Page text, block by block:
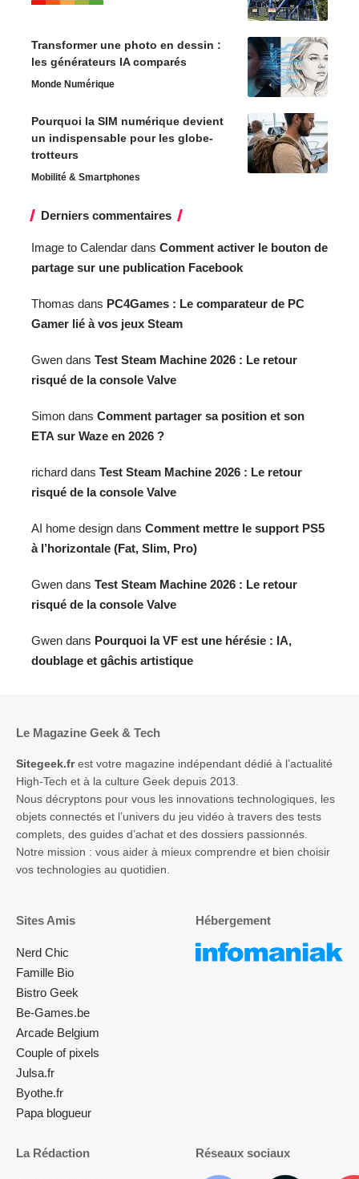
Transformer une photo en dessin :
les générateurs IA comparés
Monde Numérique
Pourquoi la SIM numérique devient
un indispensable pour les globe-
trotteurs
Mobilité & Smartphones
Derniers commentaires
Image to Calendar dans Comment activer le bouton de
partage sur une publication Facebook
Thomas dans PC4Games : Le comparateur de PC
Gamer lié à vos jeux Steam
Gwen dans Test Steam Machine 2026 : Le retour
risqué de la console Valve
Simon dans Comment partager sa position et son
ETA sur Waze en 2026 ?
richard dans Test Steam Machine 2026 : Le retour
risqué de la console Valve
AI home design dans Comment mettre le support PS5
à l’horizontale (Fat, Slim, Pro)
Gwen dans Test Steam Machine 2026 : Le retour
risqué de la console Valve
Gwen dans Pourquoi la VF est une hérésie : IA,
doublage et gâchis artistique
Le Magazine Geek & Tech
Sitegeek.frest votre magazine indépendant dédié à l’actualité
High-Tech et à la culture Geek depuis 2013.
Nous décryptons pour vous les innovations technologiques, les
objets connectés et l’univers du jeu vidéo à travers des tests
complets, des guides d’achat et des dossiers passionnés.
Notre mission : vous aider à mieux comprendre et bien choisir
vos technologies au quotidien.
Sites Amis
Nerd Chic
Famille Bio
Bistro Geek
Be-Games.be
Arcade Belgium
Couple of pixels
Julsa.fr
Byothe.fr
Papa blogueur
Hébergement
La Rédaction Réseaux sociaux